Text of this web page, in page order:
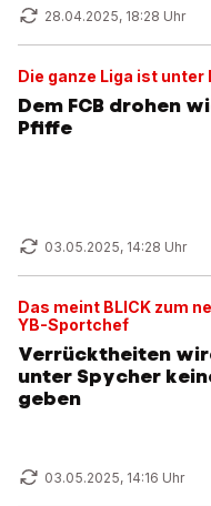
28.04.2025, 18:28 Uhr
Die ganze Liga ist unter
Dem FCB drohen
Pfiffe
03.05.2025, 14:28 Uhr
Das meint BLICK zum
YB-Sportchef
Verrücktheiten
unter Spycher
geben
03.05.2025, 14:16 Uhr